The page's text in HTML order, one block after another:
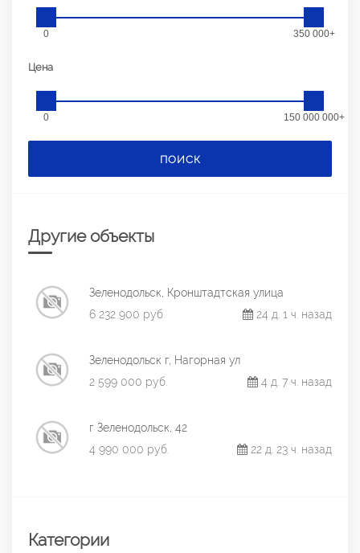
0 350 000+
Цена
0 150 000 000+
ПОИСК
Другие объекты
Зеленодольск, Кронштадтская улица
6 232 900 руб.
24 д. 1 ч. назад
Зеленодольск г, Нагорная ул
2 599 000 руб.
4 д. 7 ч. назад
г Зеленодольск, 42
4 990 000 руб.
22 д. 23 ч. назад
Категории